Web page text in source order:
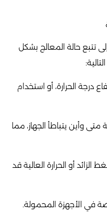
تتبع حالة المعالج بشكل
درجة الحرارة، أو استخدام
وأين يتباطأ الجهاز، مما
الزائد أو الحرارة العالية قد
في الأجهزة المحمولة.